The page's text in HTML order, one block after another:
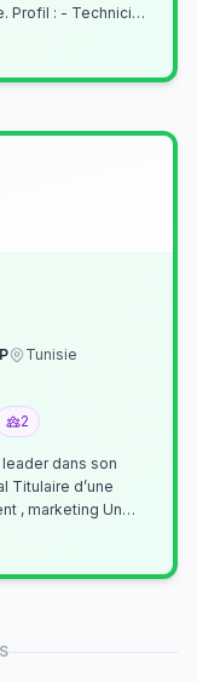
Tunisie
2
dans son
marketing Un